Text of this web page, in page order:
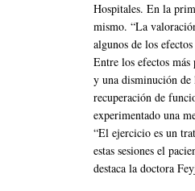
Hospitales. En la
mismo. “La
algunos de los
Entre los efectos
y una disminución de
recuperación de
experimentado una
“El ejercicio es un
estas sesiones el
destaca la doctora